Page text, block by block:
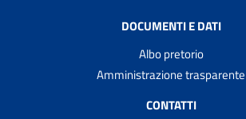
DOCUMENTI E DATI
Albo pretorio
Amministrazione trasparente
CONTATTI